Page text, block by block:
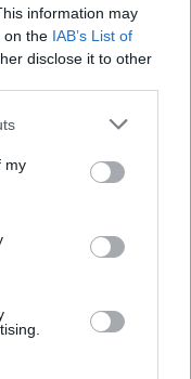
information may
on the IAB’s List of
disclose it to other
or more Google
You may click to
third-party tags to
in below Google
my